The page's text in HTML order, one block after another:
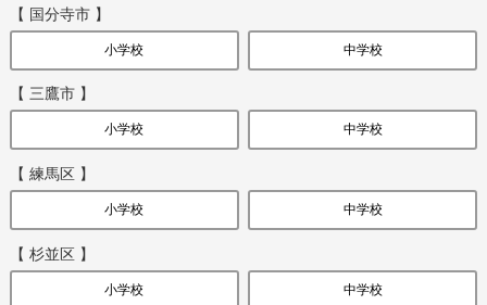
【 国分寺市 】
小学校 中学校
【 三鷹市 】
小学校 中学校
【 練馬区 】
小学校 中学校
【 杉並区 】
小学校 中学校